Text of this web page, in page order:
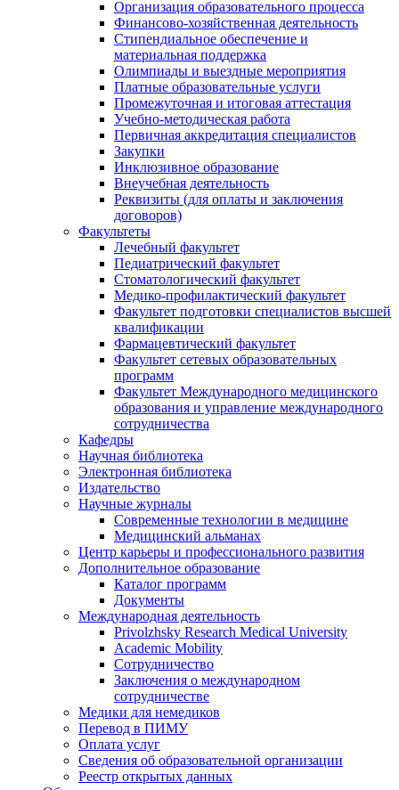
Организация образовательного процесса
Финансово-хозяйственная деятельность
Стипендиальное обеспечение и
материальная поддержка
Олимпиады и выездные мероприятия
Платные образовательные услуги
Промежуточная и итоговая аттестация
Учебно-методическая работа
Первичная аккредитация специалистов
Закупки
Инклюзивное образование
Внеучебная деятельность
Реквизиты (для оплаты и заключения
договоров)
Факультеты
Лечебный факультет
Педиатрический факультет
Стоматологический факультет
Медико-профилактический факультет
Факультет подготовки специалистов высшей
квалификации
Фармацевтический факультет
Факультет сетевых образовательных
программ
Факультет Международного медицинского
образования и управление международного
сотрудничества
Кафедры
Научная библиотека
Электронная библиотека
Издательство
Научные журналы
Современные технологии в медицине
Медицинский альманах
Центр карьеры и профессионального развития
Дополнительное образование
Каталог программ
Документы
Международная деятельность
Privolzhsky Research Medical University
Academic Mobility
Сотрудничество
Заключения о международном
сотрудничестве
Медики для немедиков
Перевод в ПИМУ
Оплата услуг
Сведения об образовательной организации
Реестр открытых данных